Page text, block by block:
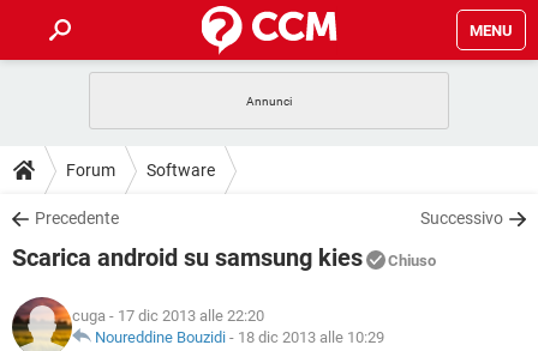
MENU
INTRATTENIMENTO
iOS
INSTAGRAM WHATSAPP
TIKTOK
HARDWARE
GUIDE
COVID-19
INSTAGRAM
DOWNLOAD
COVID-19 GAMING
INTRATTENIMENTO
iOS WINDOWS 10
COVID-19
GLOSSARIO
Forum Software
Precedente Successivo
Scarica android su samsung kies Chiuso
cuga - 17 dic 2013 alle 22:20
Noureddine Bouzidi - 18 dic 2013 alle 10:29